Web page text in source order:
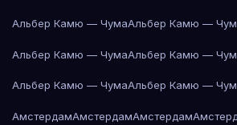
Альбер Камю — ЧумаАльбер Камю —
Альбер Камю — ЧумаАльбер Камю —
Альбер Камю — ЧумаАльбер Камю —
АмстердамАмстердамАмстердам